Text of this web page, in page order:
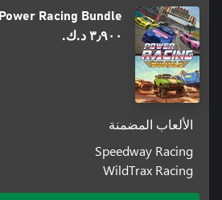
Power Racing Bundle
٣٫٩٠٠ د.ك.‏
الألعاب المضمنة
Speedway Racing
WildTrax Racing